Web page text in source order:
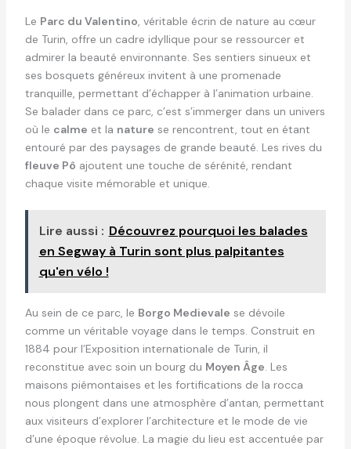
Le Parc du Valentino, véritable écrin de nature au cœur
de Turin, offre un cadre idyllique pour se ressourcer et
admirer la beauté environnante. Ses sentiers sinueux et
ses bosquets généreux invitent à une promenade
tranquille, permettant d’échapper à l’animation urbaine.
Se balader dans ce parc, c’est s’immerger dans un univers
où le calme et la nature se rencontrent, tout en étant
entouré par des paysages de grande beauté. Les rives du
fleuve Pô ajoutent une touche de sérénité, rendant
chaque visite mémorable et unique.
Lire aussi : Découvrez pourquoi les balades
en Segway à Turin sont plus palpitantes
qu'en vélo !
Au sein de ce parc, le Borgo Medievale se dévoile
comme un véritable voyage dans le temps. Construit en
1884 pour l’Exposition internationale de Turin, il
reconstitue avec soin un bourg du Moyen Âge. Les
maisons piémontaises et les fortifications de la rocca
nous plongent dans une atmosphère d’antan, permettant
aux visiteurs d’explorer l’architecture et le mode de vie
d’une époque révolue. La magie du lieu est accentuée par